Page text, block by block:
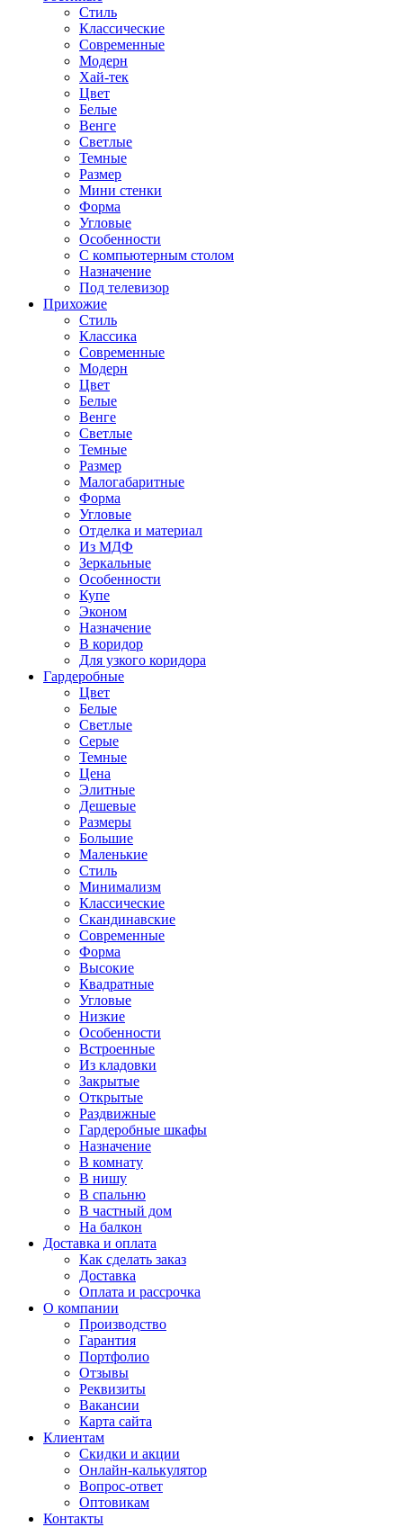
Стиль
Классические
Современные
Модерн
Хай-тек
Цвет
Белые
Венге
Светлые
Темные
Размер
Мини стенки
Форма
Угловые
Особенности
С компьютерным столом
Назначение
Под телевизор
Прихожие
Стиль
Классика
Современные
Модерн
Цвет
Белые
Венге
Светлые
Темные
Размер
Малогабаритные
Форма
Угловые
Отделка и материал
Из МДФ
Зеркальные
Особенности
Купе
Эконом
Назначение
В коридор
Для узкого коридора
Гардеробные
Цвет
Белые
Светлые
Серые
Темные
Цена
Элитные
Дешевые
Размеры
Большие
Маленькие
Стиль
Минимализм
Классические
Скандинавские
Современные
Форма
Высокие
Квадратные
Угловые
Низкие
Особенности
Встроенные
Из кладовки
Закрытые
Открытые
Раздвижные
Гардеробные шкафы
Назначение
В комнату
В нишу
В спальню
В частный дом
На балкон
Доставка и оплата
Как сделать заказ
Доставка
Оплата и рассрочка
О компании
Производство
Гарантия
Портфолио
Отзывы
Реквизиты
Вакансии
Карта сайта
Клиентам
Скидки и акции
Онлайн-калькулятор
Вопрос-ответ
Оптовикам
Контакты